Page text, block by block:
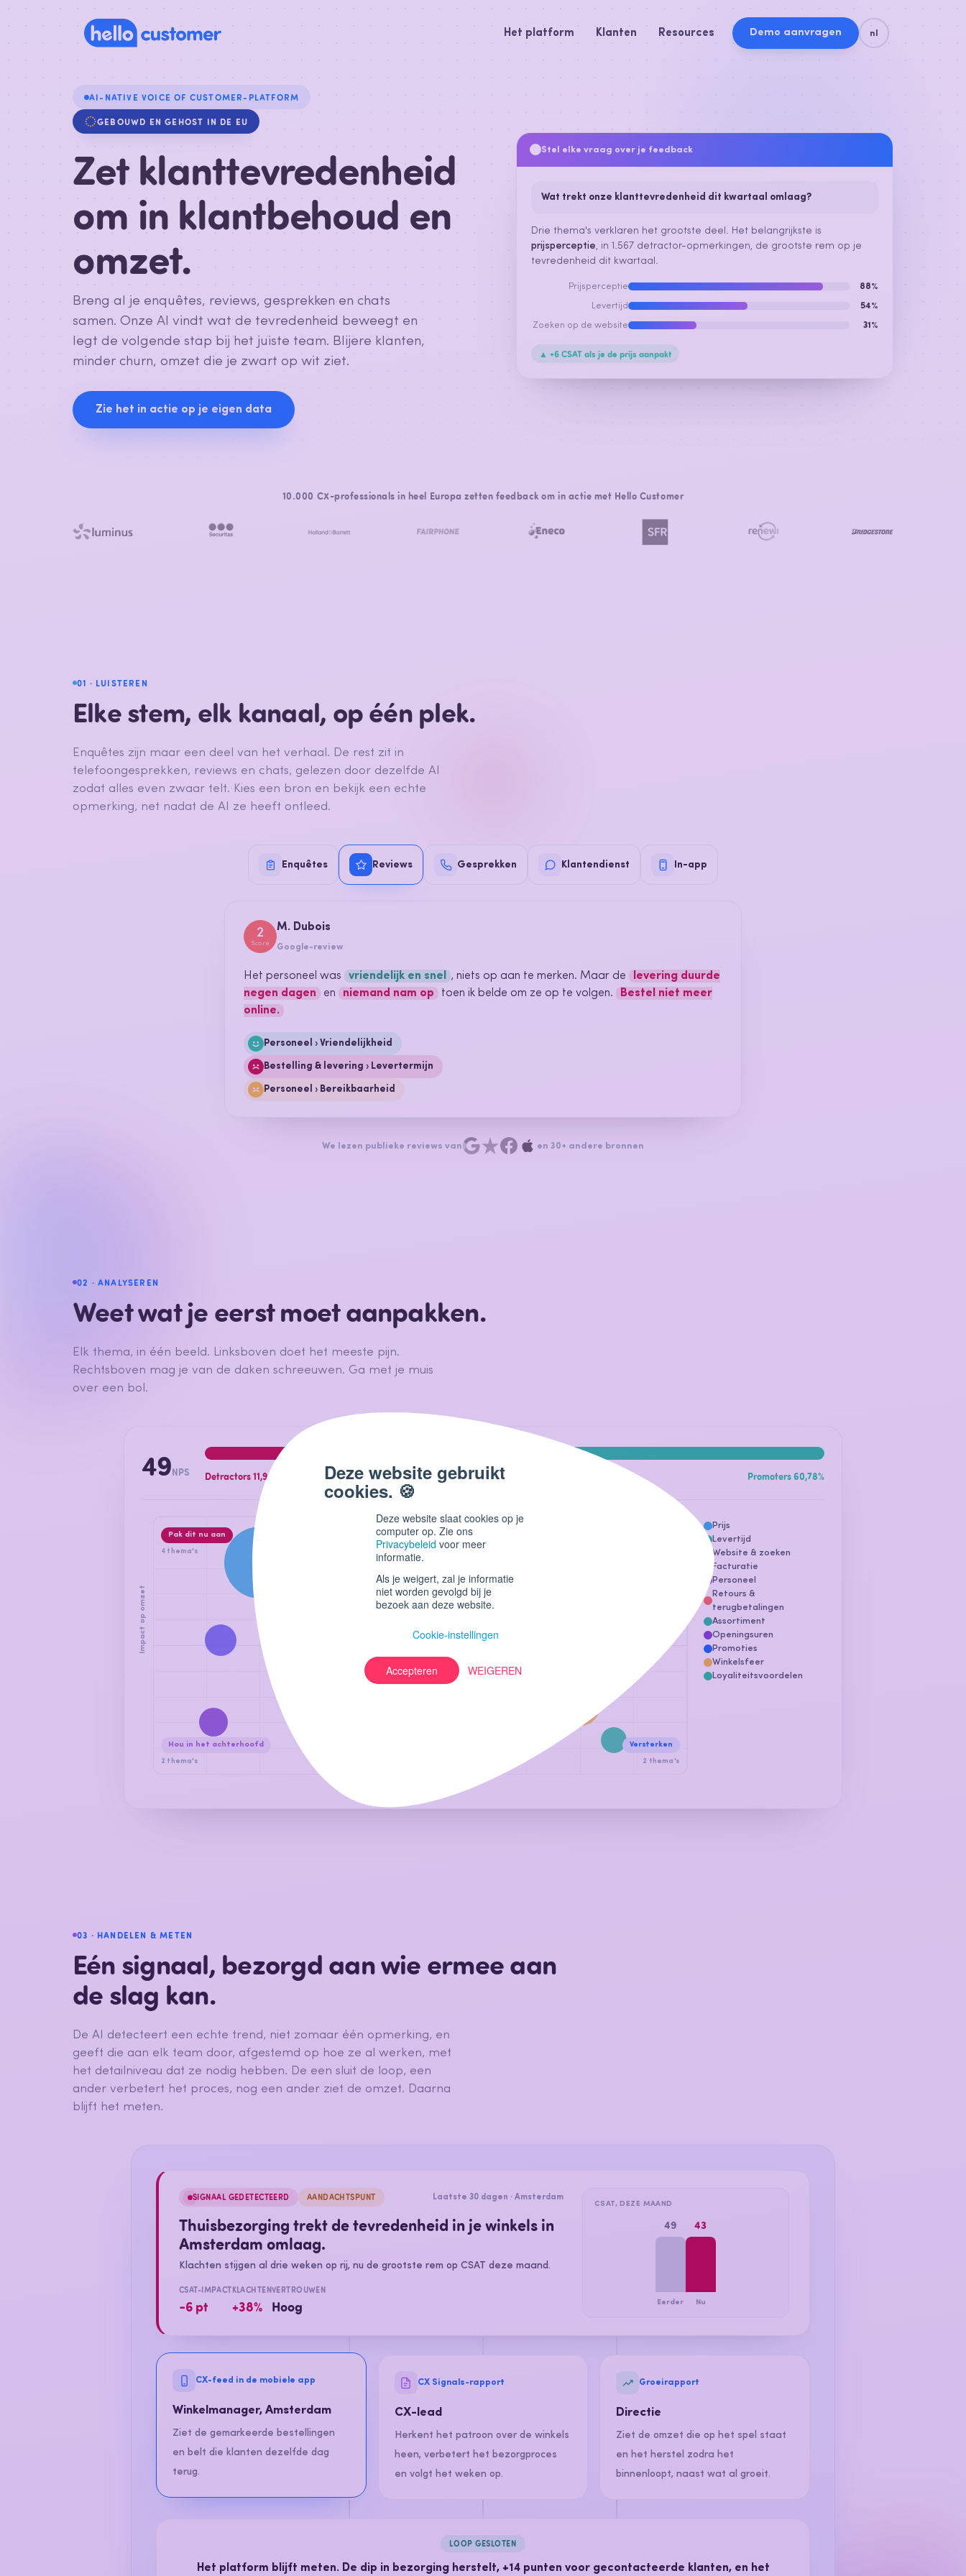
Deze website slaat cookies op je
computer op. Zie ons
Privacybeleid voor meer
informatie.
Als je weigert, zal je informatie
niet worden gevolgd bij je
bezoek aan deze website.
Cookie-instellingen
Accepteren WEIGEREN
Het platform Klanten Resources Demo aanvragen nl
AI-NATIVE VOICE OF CUSTOMER-PLATFORM
GEBOUWD EN GEHOST IN DE EU
Zet klanttevredenheid
om in klantbehoud en
omzet.
Breng al je enquêtes, reviews, gesprekken en chats
samen. Onze AI vindt wat de tevredenheid beweegt en
legt de volgende stap bij het juiste team. Blijere klanten,
minder churn, omzet die je zwart op wit ziet.
Zie het in actie op je eigen data
Stel elke vraag over je feedback
Wat trekt onze klanttevredenheid dit kwartaal omlaag?
Drie thema's verklaren het grootste deel. Het belangrijkste is
prijsperceptie, in 1.567 detractor-opmerkingen, de grootste rem op je
tevredenheid dit kwartaal.
Prijsperceptie 88%
Levertijd 54%
Zoeken op de website 31%
▲ +6 CSAT als je de prijs aanpakt
10.000 CX-professionals in heel Europa zetten feedback om in actie met Hello Customer
01 · LUISTEREN
Elke stem, elk kanaal, op één plek.
Enquêtes zijn maar een deel van het verhaal. De rest zit in
telefoongesprekken, reviews en chats, gelezen door dezelfde AI
zodat alles even zwaar telt. Kies een bron en bekijk een echte
opmerking, net nadat de AI ze heeft ontleed.
Enquêtes Reviews Gesprekken Klantendienst In-app
2
Score
M. Dubois
Google-review
Het personeel was vriendelijk en snel , niets op aan te merken. Maar de
levering duurde
negen dagen
en niemand nam op toen ik belde om ze op te volgen.
Bestel niet meer
online.
Personeel › Vriendelijkheid
Bestelling & levering › Levertermijn
Personeel › Bereikbaarheid
We lezen publieke reviews van en 30+ andere bronnen
02 · ANALYSEREN
Weet wat je eerst moet aanpakken.
Elk thema, in één beeld. Linksboven doet het meeste pijn.
Rechtsboven mag je van de daken schreeuwen. Ga met je muis
over een bol.
49NPS Detractors 11,94% Passives 27,28% Promoters 60,78%
Impact op omzet
Pak dit nu aan
4 thema's
Hou in het achterhoofd
2 thema's
Versterken
2 thema's
Prijs
Levertijd
Website & zoeken
Facturatie
Personeel
Retours &
terugbetalingen
Assortiment
Openingsuren
Promoties
Winkelsfeer
Loyaliteitsvoordelen
03 · HANDELEN & METEN
Eén signaal, bezorgd aan wie ermee aan
de slag kan.
De AI detecteert een echte trend, niet zomaar één opmerking, en
geeft die aan elk team door, afgestemd op hoe ze al werken, met
het detailniveau dat ze nodig hebben. De een sluit de loop, een
ander verbetert het proces, nog een ander ziet de omzet. Daarna
blijft het meten.
SIGNAAL GEDETECTEERD AANDACHTSPUNT Laatste 30 dagen · Amsterdam
Thuisbezorging trekt de tevredenheid in je winkels in
Amsterdam omlaag.
Klachten stijgen al drie weken op rij, nu de grootste rem op CSAT deze maand.
CSAT-IMPACT
−6 pt
KLACHTEN
+38%
VERTROUWEN
Hoog
CSAT, DEZE MAAND
49
Eerder
43
Nu
CX-feed in de mobiele app
Winkelmanager, Amsterdam
Ziet de gemarkeerde bestellingen
en belt die klanten dezelfde dag
terug.
CX Signals-rapport
CX-lead
Herkent het patroon over de winkels
heen, verbetert het bezorgproces
en volgt het weken op.
Groeirapport
Directie
Ziet de omzet die op het spel staat
en het herstel zodra het
binnenloopt, naast wat al groeit.
LOOP GESLOTEN
Het platform blijft meten. De dip in bezorging herstelt, +14 punten voor gecontacteerde klanten, en het